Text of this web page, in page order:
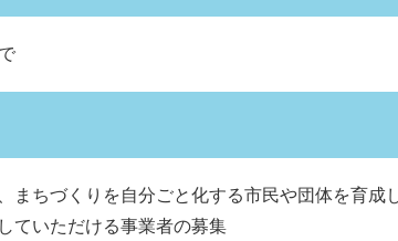
ちづくりを自分ごと化する市民や団体を育成
ていただける事業者の募集